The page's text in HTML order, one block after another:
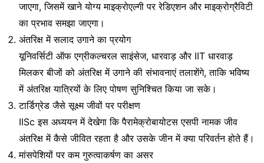
जाएगा, जिसमें खाने योग्य माइक्रोएल्गी पर रेडिएशन और माइक्रोग्रैविटी
का प्रभाव समझा जाएगा।
अंतरिक्ष में सलाद उगाने का प्रयोग
यूनिवर्सिटी ऑफ एग्रीकल्चरल साइंसेज, धारवाड़ और IIT धारवाड़
मिलकर बीजों को अंतरिक्ष में उगाने की संभावनाएं तलाशेंगे, ताकि भविष्य
में अंतरिक्ष यात्रियों के लिए पोषण सुनिश्चित किया जा सके।
टार्डिग्रेड जैसे सूक्ष्म जीवों पर परीक्षण
IISc इस अध्ययन में देखेगा कि पैरामेक्रोबायोटस एसपी नामक जीव
अंतरिक्ष में कैसे जीवित रहता है और उसके जीन में क्या परिवर्तन होते हैं।
मांसपेशियों पर कम गुरुत्वाकर्षण का असर